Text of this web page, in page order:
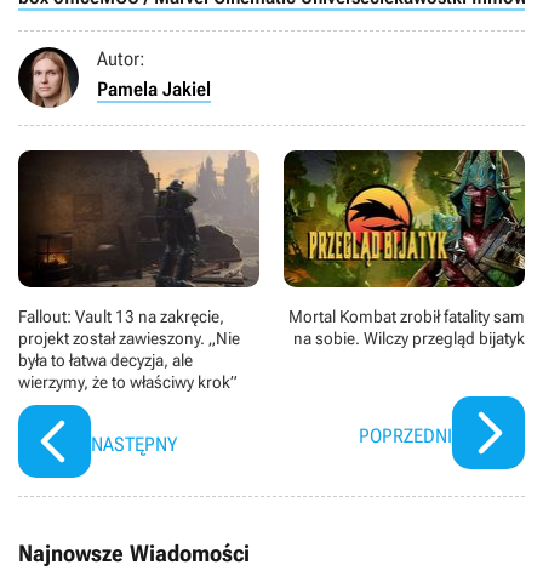
Phoenixa, któremu partnerować będzie Lady Gaga jako
Harley Quinn.
Autor:
Pamela Jakiel
Fallout: Vault 13 na zakręcie,
projekt został zawieszony. „Nie
była to łatwa decyzja, ale
wierzymy, że to właściwy krok”
NASTĘPNY
Mortal Kombat zrobił fatality sam
na sobie. Wilczy przegląd bijatyk
POPRZEDNI
Najnowsze Wiadomości